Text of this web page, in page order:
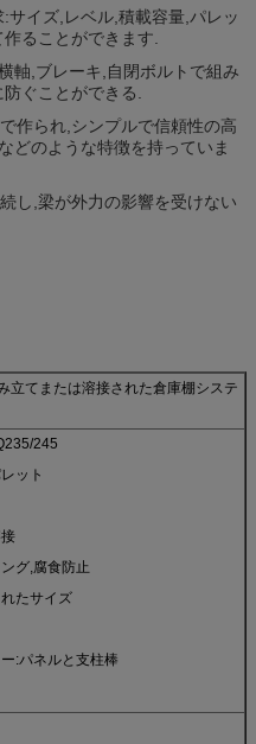
イズ,レベル,積載容量,パレッ
ることができます.
軸,ブレーキ,自閉ボルトで組み
ぐことができる.
作られ,シンプルで信頼性の高
どのような特徴を持っていま
し,梁が外力の影響を受けない
立てまたは溶接された倉庫棚システ
245
ット
グ,腐食防止
たサイズ
:パネルと支柱棒